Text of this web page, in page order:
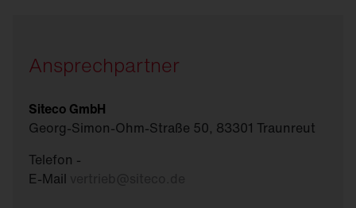
Ansprechpartner
Siteco GmbH
Georg-Simon-Ohm-Straße 50, 83301 Traunreut
Telefon -
E-Mail